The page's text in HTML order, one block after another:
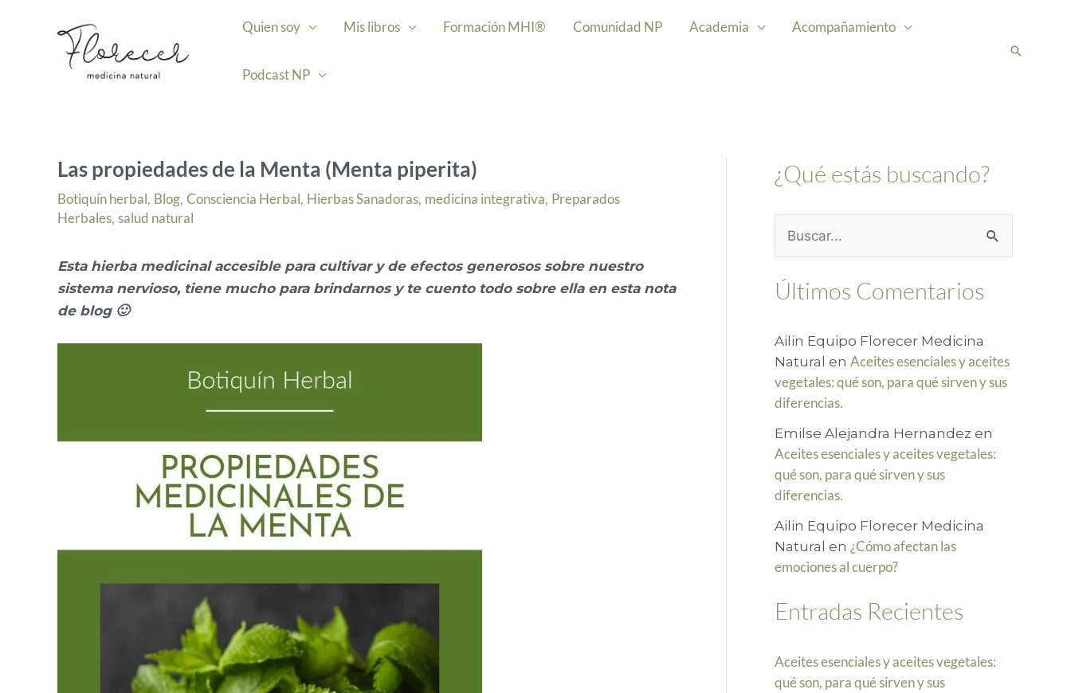
Quien soy Mis libros Formación MHI® Comunidad NP Academia Acompañamiento
Podcast NP
Buscar
Las propiedades de la Menta (Menta piperita)
Botiquín herbal, Blog, Consciencia Herbal, Hierbas Sanadoras, medicina integrativa, Preparados
Herbales, salud natural
Esta hierba medicinal accesible para cultivar y de efectos generosos sobre nuestro
sistema nervioso, tiene mucho para brindarnos y te cuento todo sobre ella en esta nota
de blog 🙂
¿Qué estás buscando?
s
a
p
o
r
:
Últimos Comentarios
Ailin Equipo Florecer Medicina
Natural en Aceites esenciales y aceites
vegetales: qué son, para qué sirven y sus
diferencias.
Emilse Alejandra Hernandez en
Aceites esenciales y aceites vegetales:
qué son, para qué sirven y sus
diferencias.
Ailin Equipo Florecer Medicina
Natural en ¿Cómo afectan las
emociones al cuerpo?
Entradas Recientes
Aceites esenciales y aceites vegetales:
qué son, para qué sirven y sus